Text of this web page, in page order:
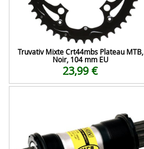
Truvativ Mixte Crt44mbs Plateau MTB,
Noir, 104 mm EU
23,99 €